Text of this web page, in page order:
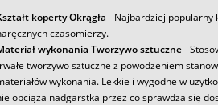
koperty Okrągła - Najbardziej popularny
czasomierzy.
wykonania Tworzywo sztuczne-
tworzywo sztuczne z powodzeniem
wykonania. Lekkie i wygodne w
obciąża nadgarstka przez co sprawdza się